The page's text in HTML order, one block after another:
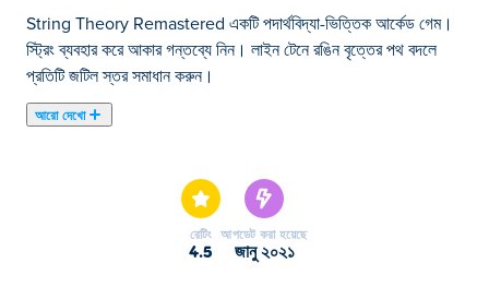
String Theory Remastered একটি পদার্থবিদ্যা-ভিত্তিক আর্কেড গেম।
স্ট্রিং ব্যবহার করে আকার গন্তব্যে নিন। লাইন টেনে রঙিন বৃত্তের পথ বদলে
প্রতিটি জটিল স্তর সমাধান করুন।
আরো দেখো
রেটিং
4.5
আপডেট করা হয়েছে
জানু ২০২১